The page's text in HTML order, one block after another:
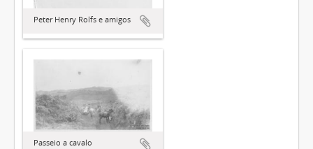
Peter Henry Rolfs e amigos
Passeio a cavalo